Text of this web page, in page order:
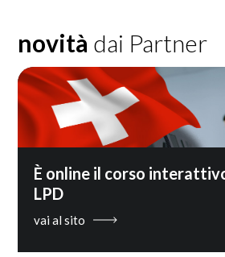
novità dai Partner
È online il corso
LPD
vai al sito